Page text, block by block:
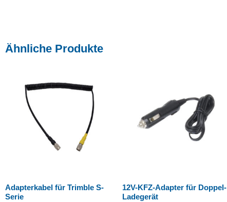
Ähnliche Produkte
Adapterkabel für Trimble S-
Serie
12V-KFZ-Adapter für Doppel-
Ladegerät